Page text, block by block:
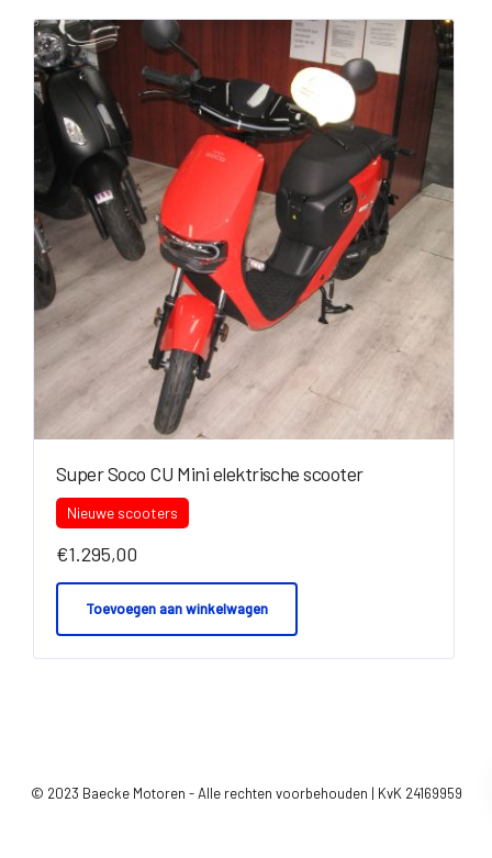
Super Soco CU Mini elektrische scooter
Nieuwe scooters
€1.295,00
Toevoegen aan winkelwagen
© 2023 Baecke Motoren - Alle rechten voorbehouden | KvK 24169959